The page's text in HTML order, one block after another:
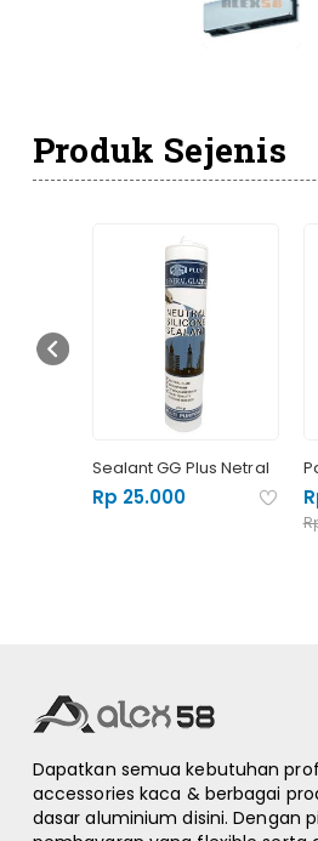
Produk Sejenis
Sealant GG Plus Netral
Rp 25.000
Dapatkan semua kebutuhan
accessories kaca & berbagai
dasar aluminium disini. Dengan